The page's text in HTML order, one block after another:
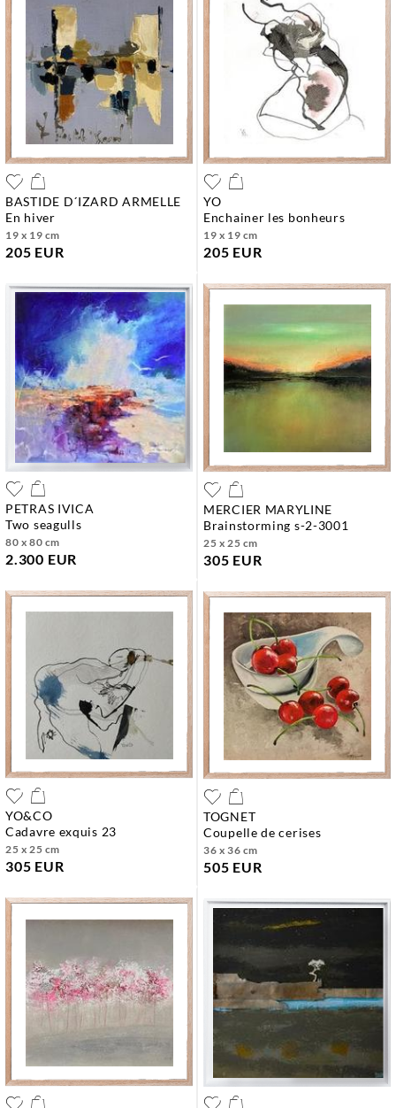
BASTIDE D´IZARD ARMELLE
en hiver
19 x 19 cm
205 EUR
YO
enchainer les bonheurs
19 x 19 cm
205 EUR
PETRAS IVICA
two seagulls
80 x 80 cm
2.300 EUR
MERCIER MARYLINE
brainstorming s-2-3001
25 x 25 cm
305 EUR
YO&CO
cadavre exquis 23
25 x 25 cm
305 EUR
TOGNET
coupelle de cerises
36 x 36 cm
505 EUR